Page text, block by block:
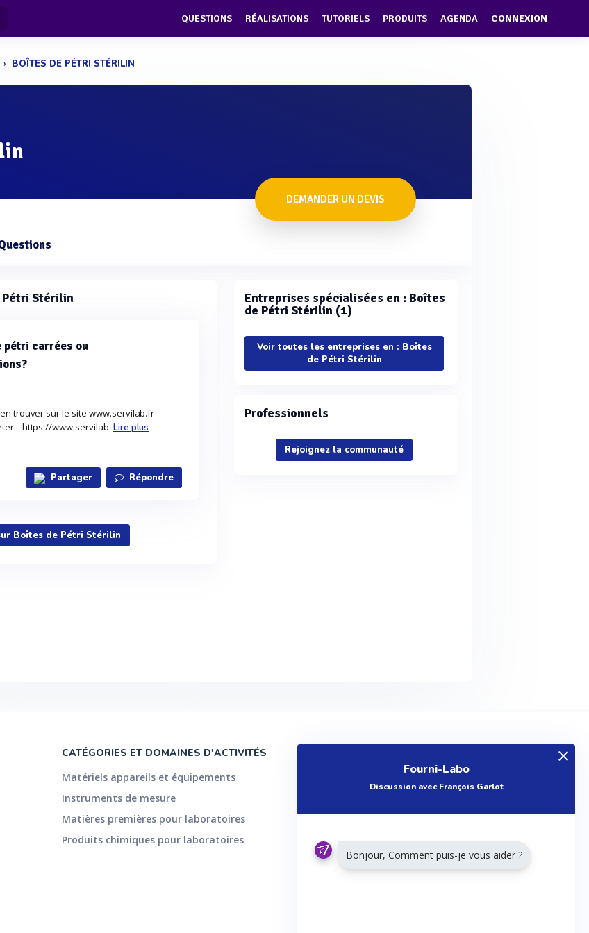
QUESTIONS RÉALISATIONS TUTORIELS PRODUITS AGENDA CONNEXION
BOÎTES DE PÉTRI STÉRILIN
DEMANDER UN DEVIS
Pétri Stérilin
pétri carrées ou
trouver sur le site www.servilab.fr
: https://www.servilab. Lire plus
Partager Répondre
Boîtes de Pétri Stérilin
Entreprises spécialisées en : Boîtes
de Pétri Stérilin (1)
Voir toutes les entreprises en : Boîtes
de Pétri Stérilin
Professionnels
Rejoignez la communauté
CATÉGORIES ET DOMAINES D'ACTIVITÉS
Matériels appareils et équipements
Instruments de mesure
Matières premières pour laboratoires
Produits chimiques pour laboratoires
Réalisations
Tutoriels
Fourni-Labo
Discussion avec François Garlot
Bonjour, Comment puis-je vous aider ?